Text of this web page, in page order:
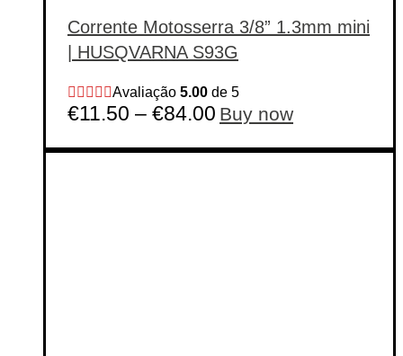
Corrente Motosserra 3/8” 1.3mm mini
| HUSQVARNA S93G
Avaliação 5.00 de 5
€11.50 – €84.00 Buy nowThis
product
multiple